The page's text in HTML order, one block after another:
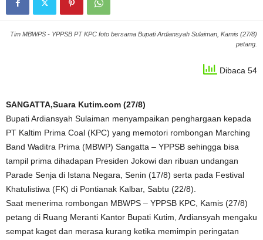
Tim MBWPS - YPPSB PT KPC foto bersama Bupati Ardiansyah Sulaiman, Kamis (27/8)
petang.
Dibaca 54
SANGATTA,Suara Kutim.com (27/8)
Bupati Ardiansyah Sulaiman menyampaikan penghargaan kepada
PT Kaltim Prima Coal (KPC) yang memotori rombongan Marching
Band Waditra Prima (MBWP) Sangatta – YPPSB sehingga bisa
tampil prima dihadapan Presiden Jokowi dan ribuan undangan
Parade Senja di Istana Negara, Senin (17/8) serta pada Festival
Khatulistiwa (FK) di Pontianak Kalbar, Sabtu (22/8).
Saat menerima rombongan MBWPS – YPPSB KPC, Kamis (27/8)
petang di Ruang Meranti Kantor Bupati Kutim, Ardiansyah mengaku
sempat kaget dan merasa kurang ketika memimpin peringatan